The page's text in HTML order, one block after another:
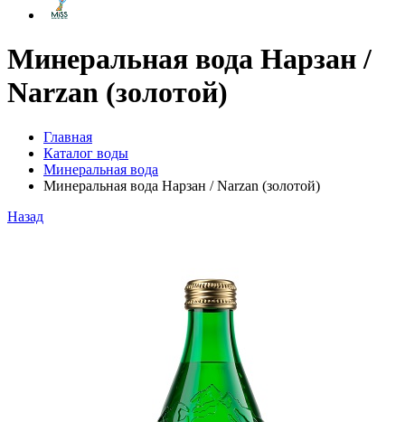
Минеральная вода Нарзан /
Narzan (золотой)
Главная
Каталог воды
Минеральная вода
Минеральная вода Нарзан / Narzan (золотой)
Назад